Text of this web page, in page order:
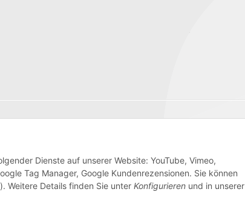
Dienste auf unserer Website: YouTube, Vimeo,
Tag Manager, Google Kundenrezensionen. Sie können
Weitere Details finden Sie unter Konfigurieren und in unserer